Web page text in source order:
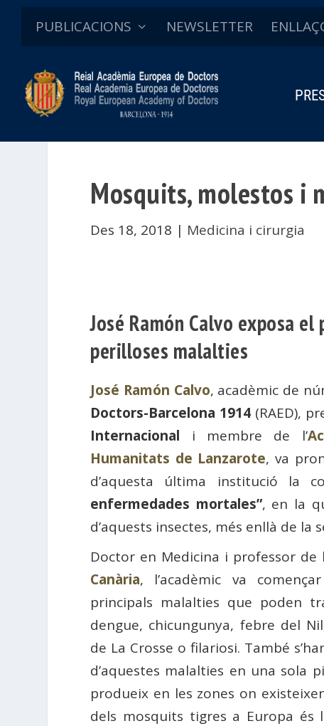
PUBLICACIONS NEWSLETTER
Mosquits, molestos i
Des 18, 2018 | Medicina i cirurgia
José Ramón Calvo exposa
perilloses malalties
José Ramón Calvo, acadèmic de
Doctors-Barcelona 1914 (RAED),
Internacional i membre de l’
Humanitats de Lanzarote, va
d’aquesta última institució la
enfermedades mortales”, en la
d’aquests insectes, més enllà de la
Doctor en Medicina i professor de
Canària, l’acadèmic va
principals malalties que poden
dengue, chicungunya, febre del
de La Crosse o filariosi. També
d’aquestes malalties en una sola
produeix en les zones on
dels mosquits tigres a Europa